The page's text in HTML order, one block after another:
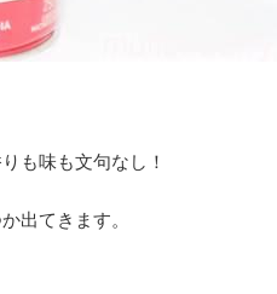
も味も文句なし！
出てきます。